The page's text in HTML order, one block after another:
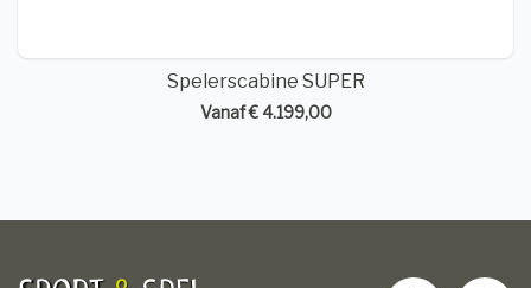
Spelerscabine SUPER
Vanaf € 4.199,00